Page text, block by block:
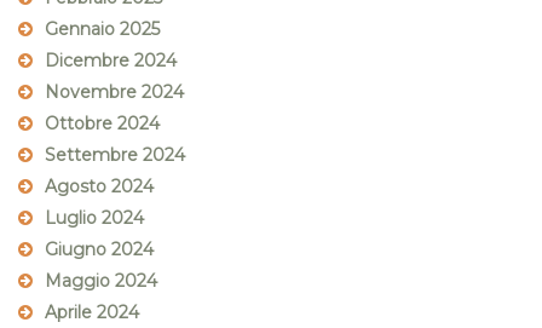
Gennaio 2025
Dicembre 2024
Novembre 2024
Ottobre 2024
Settembre 2024
Agosto 2024
Luglio 2024
Giugno 2024
Maggio 2024
Aprile 2024